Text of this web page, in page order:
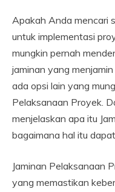
Apakah Anda mencari
untuk implementasi
mungkin pernah
jaminan yang
ada opsi lain yang
Pelaksanaan Proyek.
menjelaskan apa itu
bagaimana hal itu
Jaminan Pelaksanaan
yang memastikan